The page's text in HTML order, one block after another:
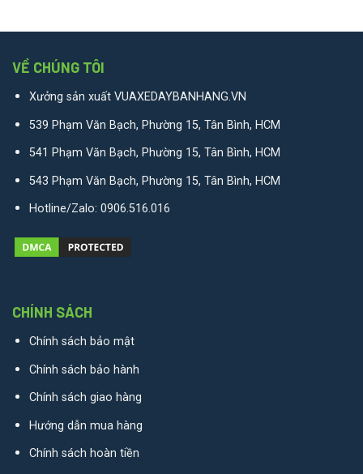
VỀ CHÚNG TÔI
Xưởng sản xuất VUAXEDAYBANHANG.VN
539 Phạm Văn Bạch, Phường 15, Tân Bình, HCM
541 Phạm Văn Bạch, Phường 15, Tân Bình, HCM
543 Phạm Văn Bạch, Phường 15, Tân Bình, HCM
Hotline/Zalo: 0906.516.016
CHÍNH SÁCH
Chính sách bảo mật
Chính sách bảo hành
Chính sách giao hàng
Hướng dẫn mua hàng
Chính sách hoàn tiền